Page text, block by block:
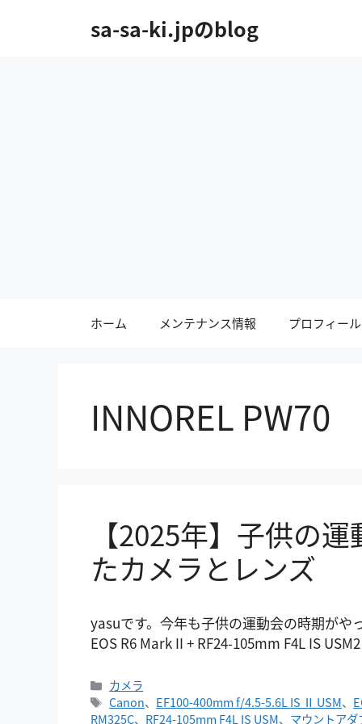
sa-sa-ki.jpのblog
ホーム メンテナンス情報 プロフィール
INNOREL PW70
【2025年】子供の
たカメラとレンズ
yasuです。今年も子供の運動会の時期がや
EOS R6 Mark II + RF24-105mm F4L IS
カ
テ
ゴ
カメラ
タ
グ
Canon、 EF100-400mm f/4.5-5.6L IS Ⅱ USM、
RM325C、 RF24-105mm F4L IS USM、 マウントアダ